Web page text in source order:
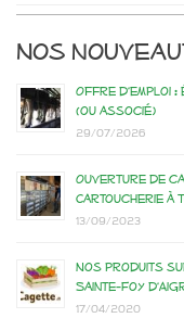
Nos
Offre d’emploi
(ou associé)
29/07/2026
Ouverture de
Cartoucherie à
13/09/2023
Nos produits
Sainte-Foy
17/04/2020